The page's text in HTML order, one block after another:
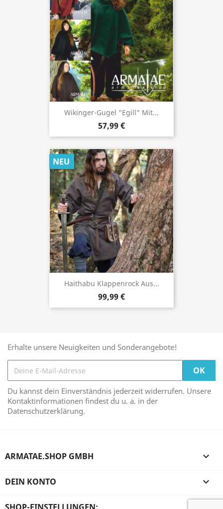
Wikinger-Gugel "Egill" Mit...
57,99 €
Haithabu Klappenrock Aus...
99,99 €
NEU
Erhalte unsere Neuigkeiten und Sonderangebote!
Du kannst dein Einverständnis jederzeit widerrufen. Unsere
Kontaktinformationen findest du u. a. in der
Datenschutzerklärung.
ARMATAE.SHOP GMBH 
DEIN KONTO 